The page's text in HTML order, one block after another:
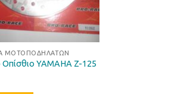
ΜΟΤΟΠΟΔΗΛΆΤΩΝ
YAMAHA Z-125